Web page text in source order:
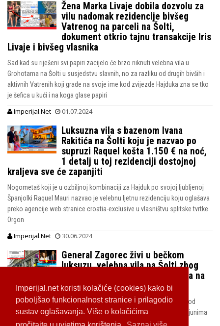
Imperijal.net koristi kolačiće (cookies) kako bi
poboljšao funkcionalnost stranice i prilagodio
sustav oglašavanja. Više o kolačićima
Žena Marka Livaje dobila dozvolu za
vilu nadomak rezidencije bivšeg
Vatrenog na parceli na Šolti,
dokument otkrio tajnu transakcije Iris
Livaje i bivšeg vlasnika
Sad kad su riješeni svi papiri zacijelo će brzo niknuti velebna vila u
Grohotama na Šolti u susjedstvu slavnih, no za razliku od drugih bivših i
aktivnih Vatrenih koji grade na svoje ime kod zvijezde Hajduka zna se tko
je šefica u kući i na koga glase papiri
Imperijal.Net 01.07.2024
Luksuzna vila s bazenom Ivana
Rakitića na Šolti koju je nazvao po
supruzi Raquel košta 1.150 € na noć,
1 detalj u toj rezidenciji dostojnoj
kraljeva sve će zapanjiti
Nogometaš koji je u ozbiljnoj kombinaciji za Hajduk po svojoj ljubljenoj
Španjolki Raquel Mauri nazvao je velebnu ljetnu rezidenciju koju oglašava
preko agencije web stranice croatia-exclusive u vlasništvu splitske tvrtke
Orgon
Imperijal.Net 30.06.2024
General Zagorec živi u bečkom
luksuzu, velebna vila na Šolti zbog
koje je devastirana obala upisana na
suprugu Klerisu
Otkrivamo kako je bila medijska patka vijest da se general rastaje od
supruge Klerise, par živi na visokoj nozi s djecom zahvaljujući milijunima
na računu i nekretninama